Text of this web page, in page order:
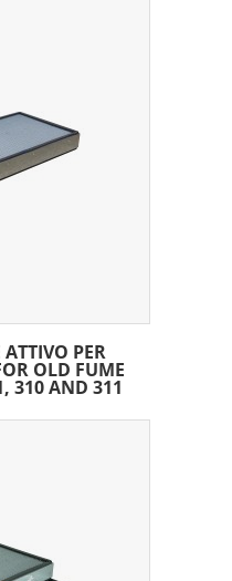
PER
OLD FUME
310 AND 311